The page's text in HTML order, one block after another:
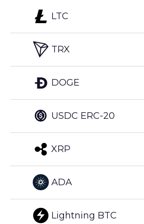
LTC
TRX
DOGE
USDC ERC-20
XRP
ADA
Lightning BTC